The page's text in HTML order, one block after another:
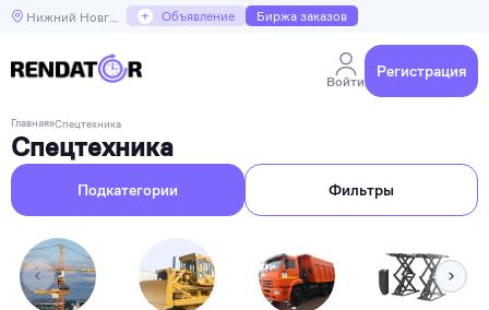
Нижний Новгород + Объявление Биржа заказов
Войти
Регистрация
Главная»Спецтехника
Спецтехника
Подкатегории Фильтры